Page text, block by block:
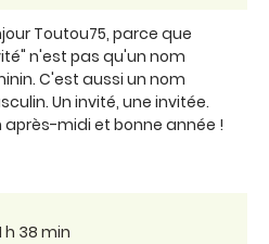
Toutou75, parce que
n'est pas qu'un nom
C'est aussi un nom
Un invité, une invitée.
après-midi et bonne année !
h 38 min